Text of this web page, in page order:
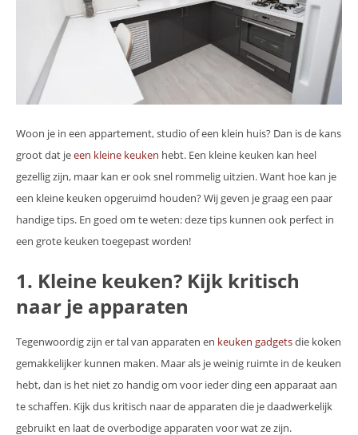
Woon je in een appartement, studio of een klein huis? Dan is de kans
groot dat jeeen kleine keuken hebt. Een kleine keuken kan heel
gezellig zijn, maar kan er ook snel rommelig uitzien. Want hoe kan je
een kleine keuken opgeruimd houden? Wij geven je graag een paar
handige tips. En goed om te weten: deze tips kunnen ook perfect in
een grote keuken toegepast worden!
1. Kleine keuken? Kijk kritisch
naar je apparaten
Tegenwoordig zijn er tal van apparaten en keuken gadgetsdie koken
gemakkelijker kunnen maken. Maar als je weinig ruimte in de keuken
hebt, dan is het niet zo handig om voor ieder ding een apparaat aan
te schaffen. Kijk dus kritisch naar de apparaten die je daadwerkelijk
gebruikt en laat de overbodige apparaten voor wat ze zijn.